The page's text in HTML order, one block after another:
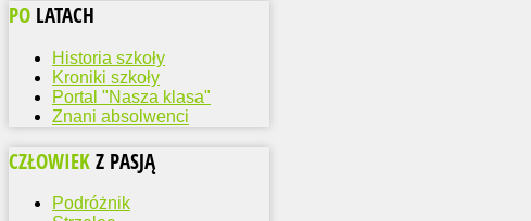
PO LATACH
Historia szkoły
Kroniki szkoły
Portal "Nasza klasa"
Znani absolwenci
CZŁOWIEK Z PASJĄ
Podróżnik